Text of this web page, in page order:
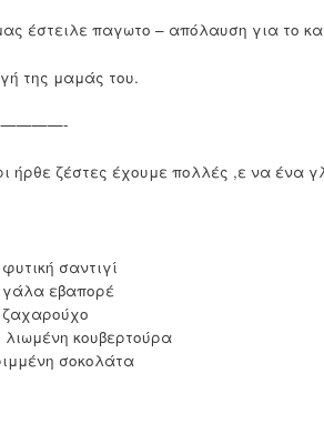
έστειλε παγωτο – απόλαυση για το
της μαμάς του.
ήρθε ζέστες έχουμε πολλές ,ε να ένα
φυτική σαντιγί
γάλα εβαπορέ
ζαχαρούχο
κουβερτούρα
σοκολάτα